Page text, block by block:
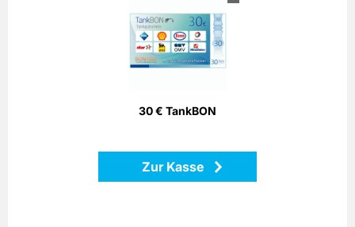
30 € TankBON
Zur Kasse
Bezahlen Sie einfach mit dem Bonago-Tankgutschein. Der
Bonago-Tankgutschein ist einlösbar per Telefon, Postalisch
oder Internet gegen Gutschein an zahlreichen